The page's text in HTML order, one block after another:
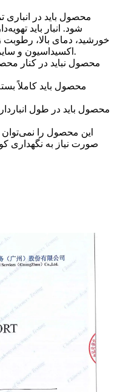
شود. انبار باید
خورشید، دمای بالا، رطوبت
اکسیداسیون و سایر مشکلات محصولات جلوگیری شود.
صورت نیاز به نگهداری